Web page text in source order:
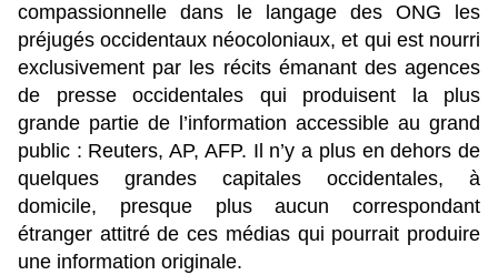
compassionnelle dans le langage des ONG les
préjugés occidentaux néocoloniaux, et qui est nourri
exclusivement par les récits émanant des agences
de presse occidentales qui produisent la plus
grande partie de l’information accessible au grand
public : Reuters, AP, AFP. Il n’y a plus en dehors de
quelques grandes capitales occidentales, à
domicile, presque plus aucun correspondant
étranger attitré de ces médias qui pourrait produire
une information originale.